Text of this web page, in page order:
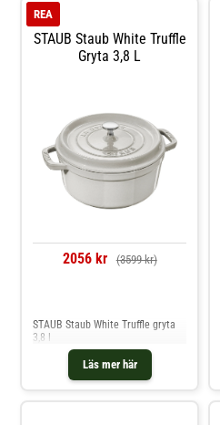
STAUB Staub White Truffle
Gryta 3,8 L
REA
2056 kr (3599 kr)
Läs mer här
STAUB Staub White Truffle gryta
3,8 l